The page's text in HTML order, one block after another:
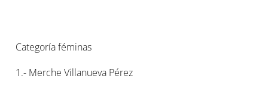
Categoría féminas
1.- Merche Villanueva Pérez